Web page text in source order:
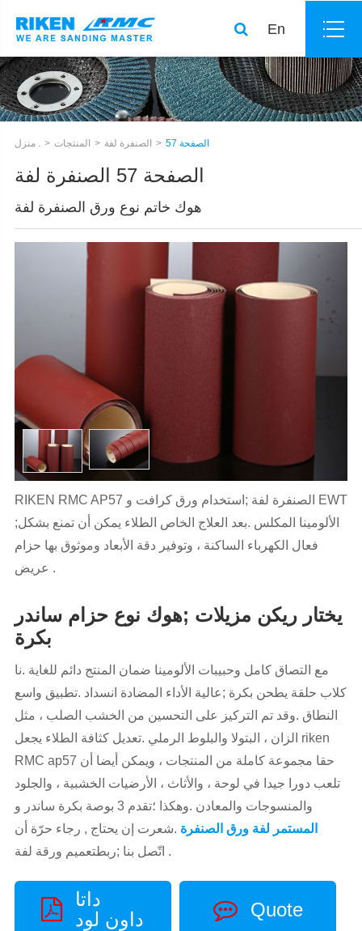
En
منزل . المنتجات الصنفرة لفة الصفحة 57
الصفحة 57 الصنفرة لفة
هوك خاتم نوع ورق الصنفرة لفة
RIKEN RMC AP57 الصنفرة لفة ;استخدام ورق كرافت و EWT
;الألومينا المكلس .بعد العلاج الخاص الطلاء يمكن أن تمنع بشكل
فعال الكهرباء الساكنة ، وتوفير دقة الأبعاد وموثوق بها حزام
عريض .
يختار ريكن مزيلات ;هوك نوع حزام ساندر
بكرة
مع التصاق كامل وحبيبات الألومينا ضمان المنتج دائم للغاية .نا
كلاب حلقة يطحن بكرة ;عالية الأداء المضادة انسداد .تطبيق واسع
النطاق .وقد تم التركيز على التحسين من الخشب الصلب ، مثل
الزان ، البتولا والبلوط الرملي .تعديل كثافة الطلاء يجعل riken
RMC ap57 حقا مجموعة كاملة من المنتجات ، ويمكن أيضا أن
تلعب دورا جيدا في لوحة ، والأثاث ، الأرضيات الخشبية ، والجلود
والمنسوجات والمعادن .وهكذا ؛تقدم 3 بوصة بكرة ساندر و
المستمر لفة ورق الصنفرة .شعرت إن يحتاج , رجاء حرّة أن
اتّصل بنا ;ربطتعميم ورقة لفة .
داتا
داون لود
Quote